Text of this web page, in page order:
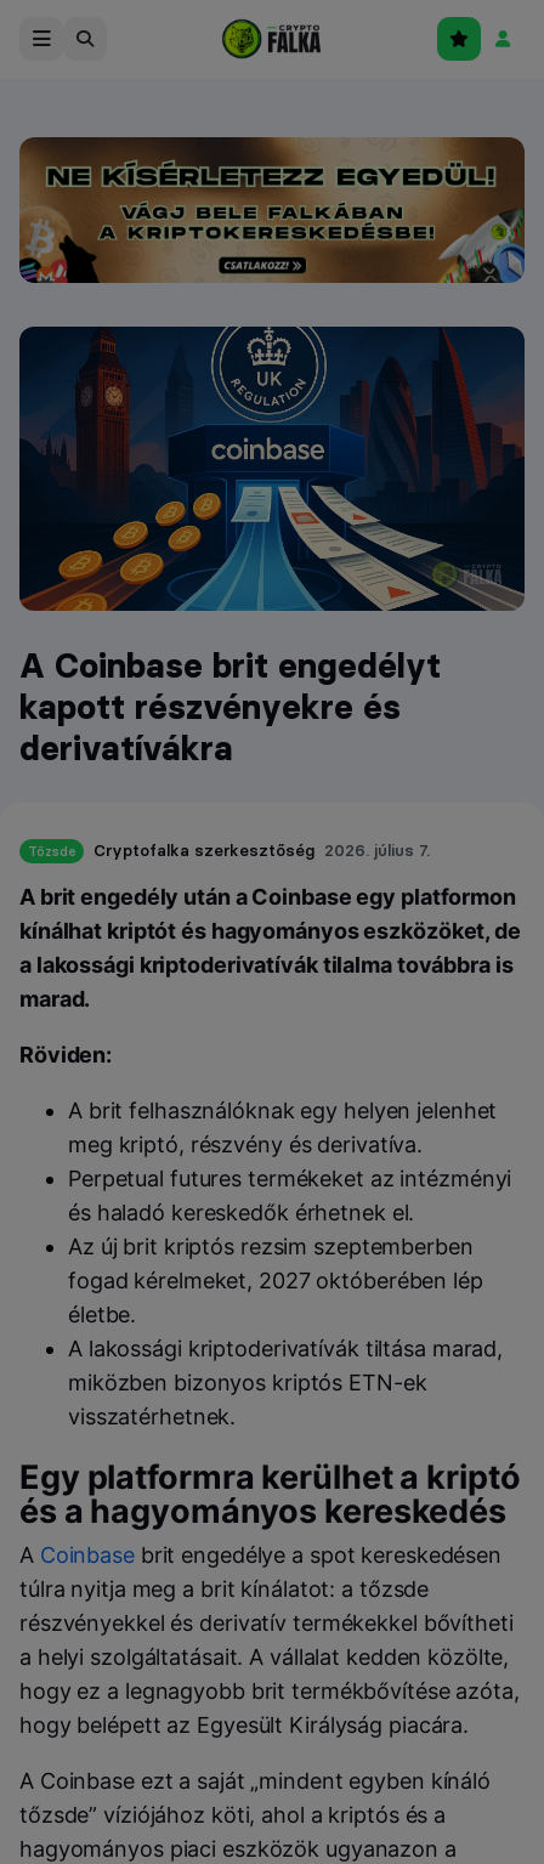
A Coinbase brit engedélyt
kapott részvényekre és
derivatívákra
Tőzsde Cryptofalka szerkesztőség 2026. július 7.
A brit engedély után a Coinbase egy platformon
kínálhat kriptót és hagyományos eszközöket, de
a lakossági kriptoderivatívák tilalma továbbra is
marad.
Röviden:
A brit felhasználóknak egy helyen jelenhet
meg kriptó, részvény és derivatíva.
Perpetual futures termékeket az intézményi
és haladó kereskedők érhetnek el.
Az új brit kriptós rezsim szeptemberben
fogad kérelmeket, 2027 októberében lép
életbe.
A lakossági kriptoderivatívák tiltása marad,
miközben bizonyos kriptós ETN-ek
visszatérhetnek.
Egy platformra kerülhet a kriptó
és a hagyományos kereskedés
A Coinbasebrit engedélye a spot kereskedésen
túlra nyitja meg a brit kínálatot: a tőzsde
részvényekkel és derivatív termékekkel bővítheti
a helyi szolgáltatásait. A vállalat kedden közölte,
hogy ez a legnagyobb brit termékbővítése azóta,
hogy belépett az Egyesült Királyság piacára.
A Coinbase ezt a saját „mindent egyben kínáló
tőzsde” víziójához köti, ahol a kriptós és a
hagyományos piaci eszközök ugyanazon a